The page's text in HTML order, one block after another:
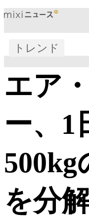
トレンド
エア
ー、1
500kg
を分